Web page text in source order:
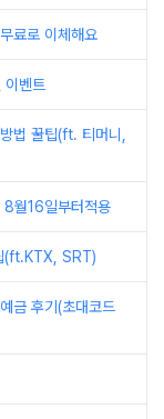
료로 이체해요
이벤트
법 꿀팁(ft. 티머니,
8월16일부터적용
(ft.KTX, SRT)
금 후기(초대코드